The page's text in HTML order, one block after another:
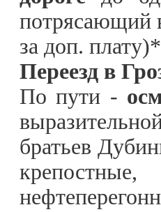
потрясающий
за доп.
Переезд в
По пути -
братьев